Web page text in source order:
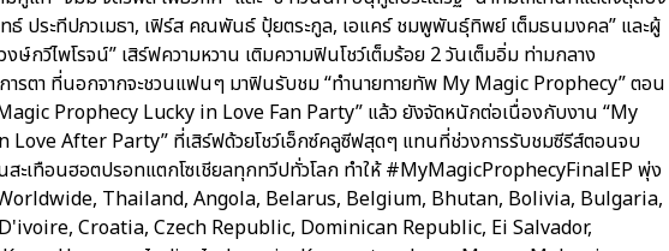
ทธ์ ประทีปภวเมธา, เฟิร์ส คณพันธ์ ปุ้ยตระกูล, เอแคร์ ชมพูพันธุ์ทิพย์ เต็มธนมงคล” และผู้
ษ์กวีไพโรจน์” เสิร์ฟความหวาน เติมความฟินโชว์เต็มร้อย 2 วันเต็มอิ่ม ท่ามกลาง
ารตา ที่นอกจากจะชวนแฟนๆ มาฟินรับชม “ทำนายทายทัพ My Magic Prophecy” ตอน
Prophecy Lucky in Love Fan Party” แล้ว ยังจัดหนักต่อเนื่องกับงาน “My
After Party” ที่เสิร์ฟด้วยโชว์เอ็กซ์คลูซีฟสุดๆ แทนที่ช่วงการรับชมซีรีส์ตอนจบ
ะเทือนฮอตปรอทแตกโซเชียลทุกทวีปทั่วโลก ทำให้ #MyMagicProphecyFinalEP พุ่ง
Worldwide, Thailand, Angola, Belarus, Belgium, Bhutan, Bolivia, Bulgaria,
Croatia, Czech Republic, Dominican Republic, Ei Salvador,